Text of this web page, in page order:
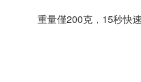
重量僅200克，15秒快